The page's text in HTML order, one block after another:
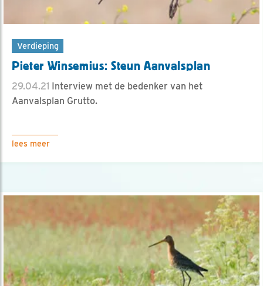
Verdieping
Pieter Winsemius: Steun Aanvalsplan
29.04.21 Interview met de bedenker van het
Aanvalsplan Grutto.
lees meer